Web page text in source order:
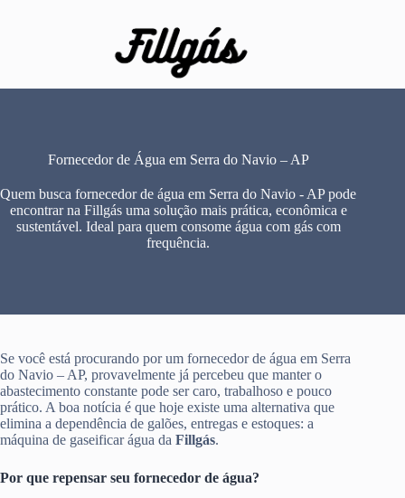
Fornecedor de Água em Serra do Navio – AP
Quem busca fornecedor de água em Serra do Navio - AP pode
encontrar na Fillgás uma solução mais prática, econômica e
sustentável. Ideal para quem consome água com gás com
frequência.
Se você está procurando por um fornecedor de água em Serra
do Navio – AP, provavelmente já percebeu que manter o
abastecimento constante pode ser caro, trabalhoso e pouco
prático. A boa notícia é que hoje existe uma alternativa que
elimina a dependência de galões, entregas e estoques: a
máquina de gaseificar água da Fillgás.
Por que repensar seu fornecedor de água?